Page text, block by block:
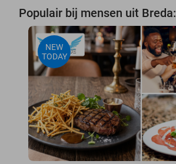
Populair bij mensen uit Breda:
NEW
TODAY